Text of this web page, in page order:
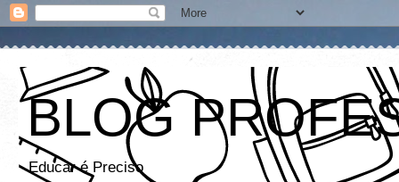
BLOG
Educar é Preciso